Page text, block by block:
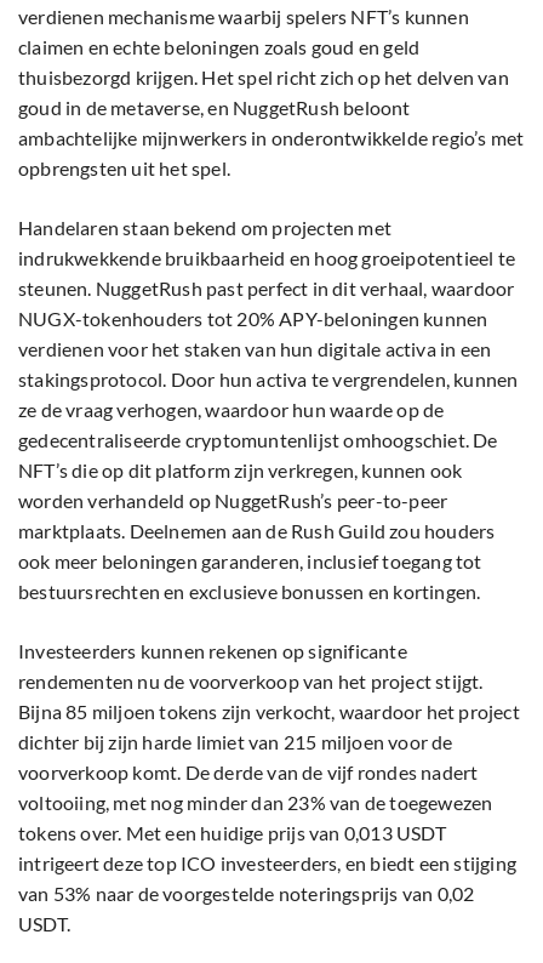
verdienen mechanisme waarbij spelers NFT’s kunnen
claimen en echte beloningen zoals goud en geld
thuisbezorgd krijgen. Het spel richt zich op het delven van
goud in de metaverse, en NuggetRush beloont
ambachtelijke mijnwerkers in onderontwikkelde regio’s met
opbrengsten uit het spel.
Handelaren staan bekend om projecten met
indrukwekkende bruikbaarheid en hoog groeipotentieel te
steunen. NuggetRush past perfect in dit verhaal, waardoor
NUGX-tokenhouders tot 20% APY-beloningen kunnen
verdienen voor het staken van hun digitale activa in een
stakingsprotocol. Door hun activa te vergrendelen, kunnen
ze de vraag verhogen, waardoor hun waarde op de
gedecentraliseerde cryptomuntenlijst omhoogschiet. De
NFT’s die op dit platform zijn verkregen, kunnen ook
worden verhandeld op NuggetRush’s peer-to-peer
marktplaats. Deelnemen aan de Rush Guild zou houders
ook meer beloningen garanderen, inclusief toegang tot
bestuursrechten en exclusieve bonussen en kortingen.
Investeerders kunnen rekenen op significante
rendementen nu de voorverkoop van het project stijgt.
Bijna 85 miljoen tokens zijn verkocht, waardoor het project
dichter bij zijn harde limiet van 215 miljoen voor de
voorverkoop komt. De derde van de vijf rondes nadert
voltooiing, met nog minder dan 23% van de toegewezen
tokens over. Met een huidige prijs van 0,013 USDT
intrigeert deze top ICO investeerders, en biedt een stijging
van 53% naar de voorgestelde noteringsprijs van 0,02
USDT.